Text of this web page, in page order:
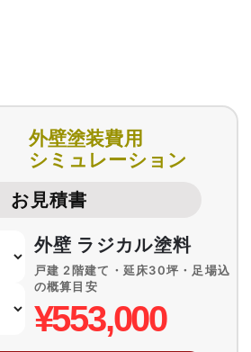
外壁塗装費用
シミュレーション
お見積書
外壁 ラジカル塗料
戸建 2階建て・延床30坪・足場込
の概算目安
¥553,000